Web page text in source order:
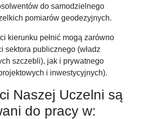
do samodzielnego
pomiarów geodezyjnych.
kierunku pełnić mogą zarówno
sektora publicznego (władz
szczebli), jak i prywatnego
i inwestycyjnych).
Naszej Uczelni są
do pracy w: